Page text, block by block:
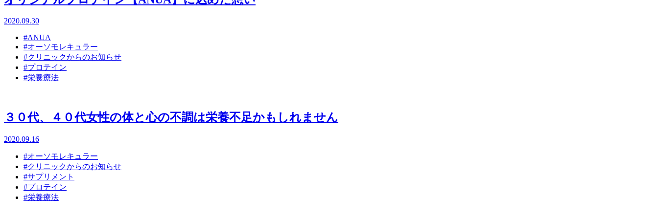
2020.09.30
#ANUA
#オーソモレキュラー
#クリニックからのお知らせ
#プロテイン
#栄養療法
３０代、４０代女性の体と心の不調は栄養不足かもしれません
2020.09.16
#オーソモレキュラー
#クリニックからのお知らせ
#サプリメント
#プロテイン
#栄養療法